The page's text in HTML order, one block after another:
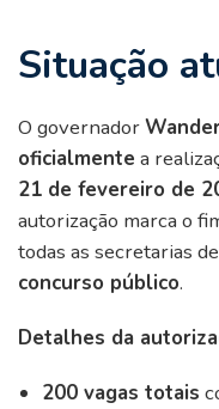
Situação
O governador
oficialmente a
21 de fevereiro de
autorização marca o
todas as secretarias
concurso público.
Detalhes da
200 vagas totais